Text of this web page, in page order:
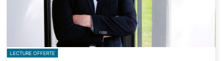
LECTURE OFFERTE